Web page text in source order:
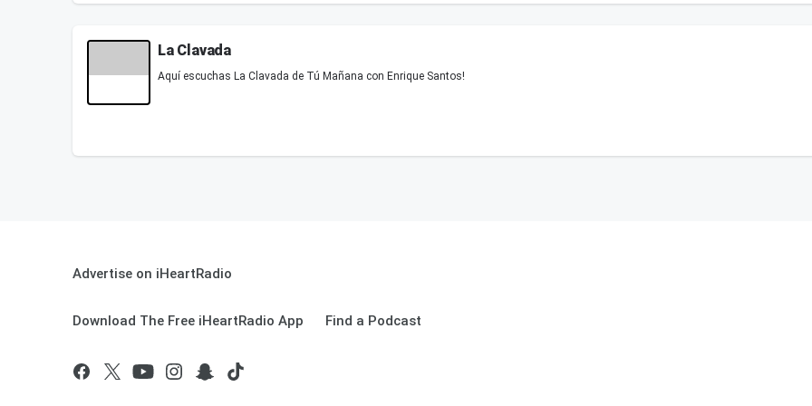
La Clavada
Aquí escuchas La Clavada de Tú Mañana con Enrique Santos!
Advertise on iHeartRadio
Download The Free iHeartRadio App Find a Podcast